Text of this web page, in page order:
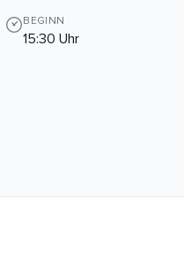
BEGINN
15:30 Uhr